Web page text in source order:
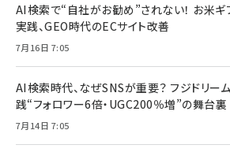
AI検索で“自社がお勧め”されない！ お米
実践、GEO時代のECサイト改善
7月16日 7:05
AI検索時代、なぜSNSが重要？ フジドリー
践“フォロワー6倍・UGC200％増”の舞台裏
7月14日 7:05